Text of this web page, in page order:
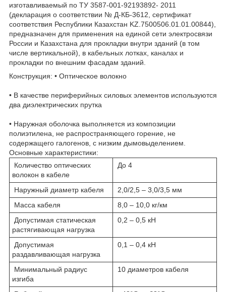
изготавливаемый по ТУ 3587-001-92193892- 2011
(декларация о соответствии № Д-КБ-3612, сертификат
соответствия Республики Казахстан KZ.7500506.01.01.00844),
предназначен для применения на единой сети электросвязи
России и Казахстана для прокладки внутри зданий (в том
числе вертикальной), в кабельных лотках, каналах и
прокладки по внешним фасадам зданий.
Конструкция: • Оптическое волокно
• В качестве периферийных силовых элементов используются
два диэлектрических прутка
• Наружная оболочка выполняется из композиции
полиэтилена, не распространяющего горение, не
содержащего галогенов, с низким дымовыделением.
Основные характеристики:
Количество оптических
волокон в кабеле
До 4
Наружный диаметр кабеля
2,0/2,5 – 3,0/3,5 мм
Масса кабеля
8,0 – 10,0 кг/км
Допустимая статическая
растягивающая нагрузка
0,2 – 0,5 кН
Допустимая
раздавливающая нагрузка
0,1 – 0,4 кН
Минимальный радиус
изгиба
10 диаметров кабеля